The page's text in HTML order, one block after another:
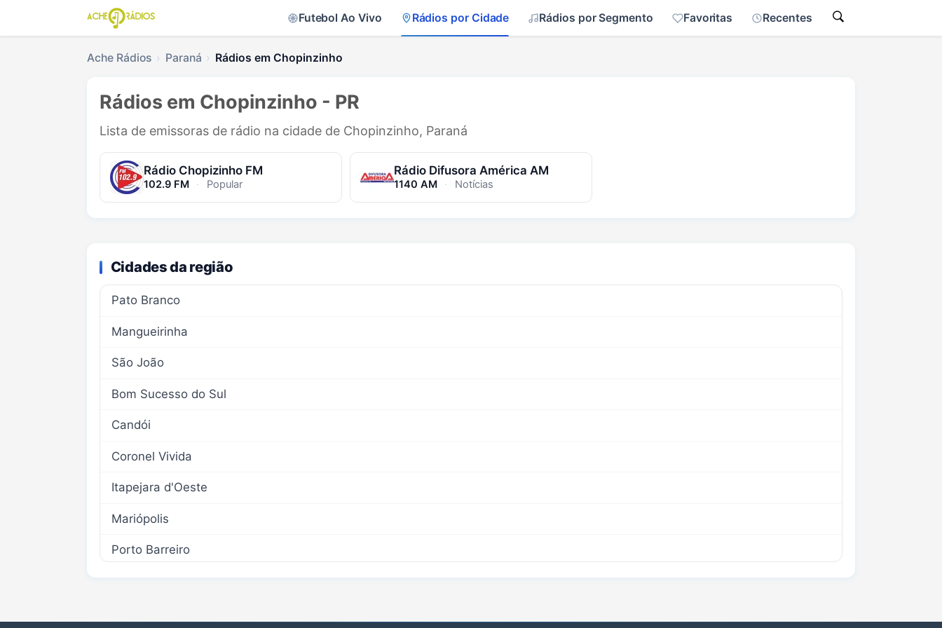
Futebol Ao Vivo Rádios por Cidade Rádios por Segmento Favoritas Recentes
Ache Rádios Paraná Rádios em Chopinzinho
Rádios em Chopinzinho - PR
Lista de emissoras de rádio na cidade de Chopinzinho, Paraná
Rádio Chopizinho FM
102.9 FM · Popular
Rádio Difusora América AM
1140 AM · Notícias
Cidades da região
Pato Branco
Mangueirinha
São João
Bom Sucesso do Sul
Candói
Coronel Vivida
Itapejara d'Oeste
Mariópolis
Porto Barreiro